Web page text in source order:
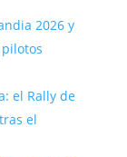
2026 y
el Rally de
el